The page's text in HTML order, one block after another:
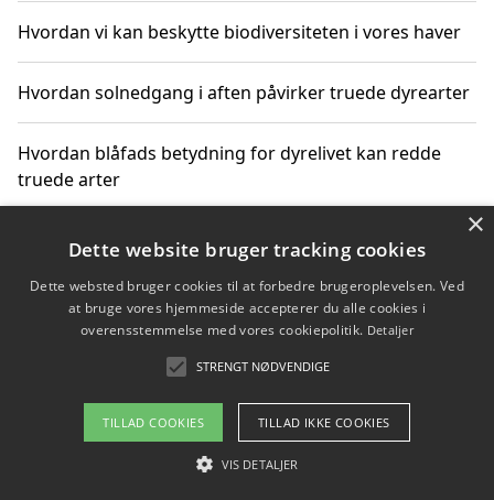
Hvordan vi kan beskytte biodiversiteten i vores haver
Hvordan solnedgang i aften påvirker truede dyrearter
Hvordan blåfads betydning for dyrelivet kan redde
truede arter
Hvordan kan gaver til unge voksne støtte bevarelsen
Copyright 2026 - Pilanto Aps
Om / kontakt
Blog Betingelser
×
Dette website bruger tracking cookies
Dette websted bruger cookies til at forbedre brugeroplevelsen. Ved
at bruge vores hjemmeside accepterer du alle cookies i
overensstemmelse med vores cookiepolitik. Detaljer
STRENGT NØDVENDIGE
TILLAD COOKIES TILLAD IKKE COOKIES
VIS DETALJER